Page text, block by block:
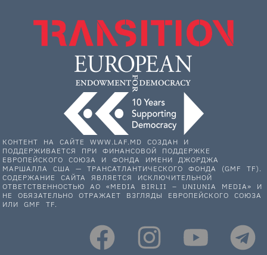
КОНТЕНТ НА САЙТЕ WWW.LAF.MD СОЗДАН И
ПОДДЕРЖИВАЕТСЯ ПРИ ФИНАНСОВОЙ ПОДДЕРЖКЕ
ЕВРОПЕЙСКОГО СОЮЗА И ФОНДА ИМЕНИ ДЖОРДЖА
МАРШАЛЛА США — ТРАНСАТЛАНТИЧЕСКОГО ФОНДА (GMF TF).
СОДЕРЖАНИЕ САЙТА ЯВЛЯЕТСЯ ИСКЛЮЧИТЕЛЬНОЙ
ОТВЕТСТВЕННОСТЬЮ АО «MEDIA BIRLII – UNIUNIA MEDIA» И
НЕ ОБЯЗАТЕЛЬНО ОТРАЖАЕТ ВЗГЛЯДЫ ЕВРОПЕЙСКОГО СОЮЗА
ИЛИ GMF TF.